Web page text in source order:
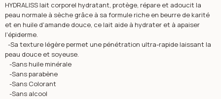
HYDRALISS lait corporel hydratant, protège, répare et adoucit la
peau normale à sèche grâce à sa formule riche en beurre de karité
et en huile d'amande douce, ce lait aide à hydrater et à apaiser
l'épiderme.
-Sa texture légère permet une pénétration ultra-rapide laissant la
peau douce et soyeuse.
-Sans huile minérale
-Sans parabène
-Sans Colorant
-Sans alcool